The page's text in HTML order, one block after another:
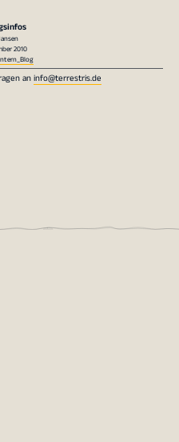
2010
aninfo@terrestris.de